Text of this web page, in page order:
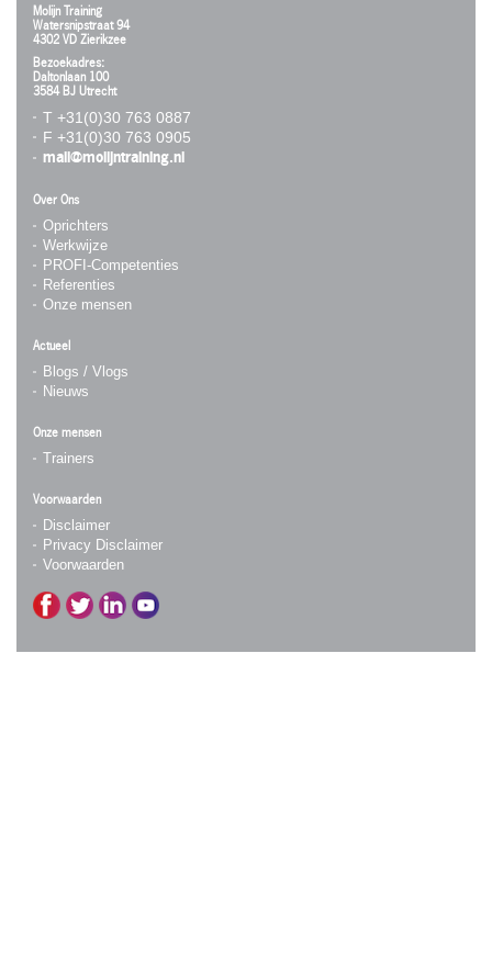
Molijn Training
Watersnipstraat 94
4302 VD Zierikzee
Bezoekadres:
Daltonlaan 100
3584 BJ Utrecht
T +31(0)30 763 0887
F +31(0)30 763 0905
mail@molijntraining.nl
Over Ons
Oprichters
Werkwijze
PROFI-Competenties
Referenties
Onze mensen
Actueel
Blogs / Vlogs
Nieuws
Onze mensen
Trainers
Voorwaarden
Disclaimer
Privacy Disclaimer
Voorwaarden